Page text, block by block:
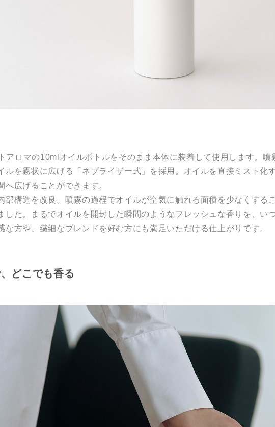
アロマの10mlオイルボトルをそのまま本体に装着して使用します。
ルを霧状に広げる「ネブライザー式」を採用。オイルを直接ミスト化
へ広げることができます。
部構造を改良。噴霧の過程でオイルが空気に触れる面積を少なくする
した。まるでオイルを開封した瞬間のようなフレッシュな香りを、い
な方や、繊細なブレンドを好む方にも満足いただける仕上がりです。
どこでも香る